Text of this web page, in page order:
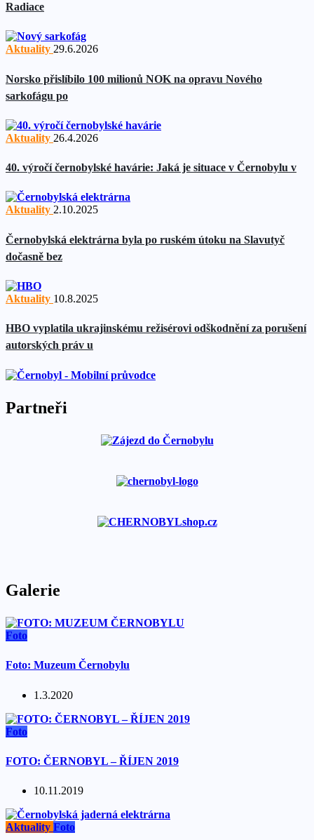
Radiace
Aktuality 29.6.2026
Norsko přislíbilo 100 milionů NOK na opravu Nového
sarkofágu po
Aktuality 26.4.2026
40. výročí černobylské havárie: Jaká je situace v Černobylu v
Aktuality 2.10.2025
Černobylská elektrárna byla po ruském útoku na Slavutyč
dočasně bez
Aktuality 10.8.2025
HBO vyplatila ukrajinskému režisérovi odškodnění za porušení
autorských práv u
Partneři
Galerie
Foto
Foto: Muzeum Černobylu
1.3.2020
Foto
FOTO: ČERNOBYL – ŘÍJEN 2019
10.11.2019
Aktuality Foto